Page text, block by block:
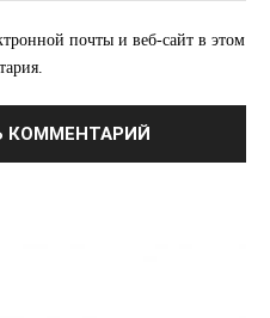
почты и веб-сайт в этом